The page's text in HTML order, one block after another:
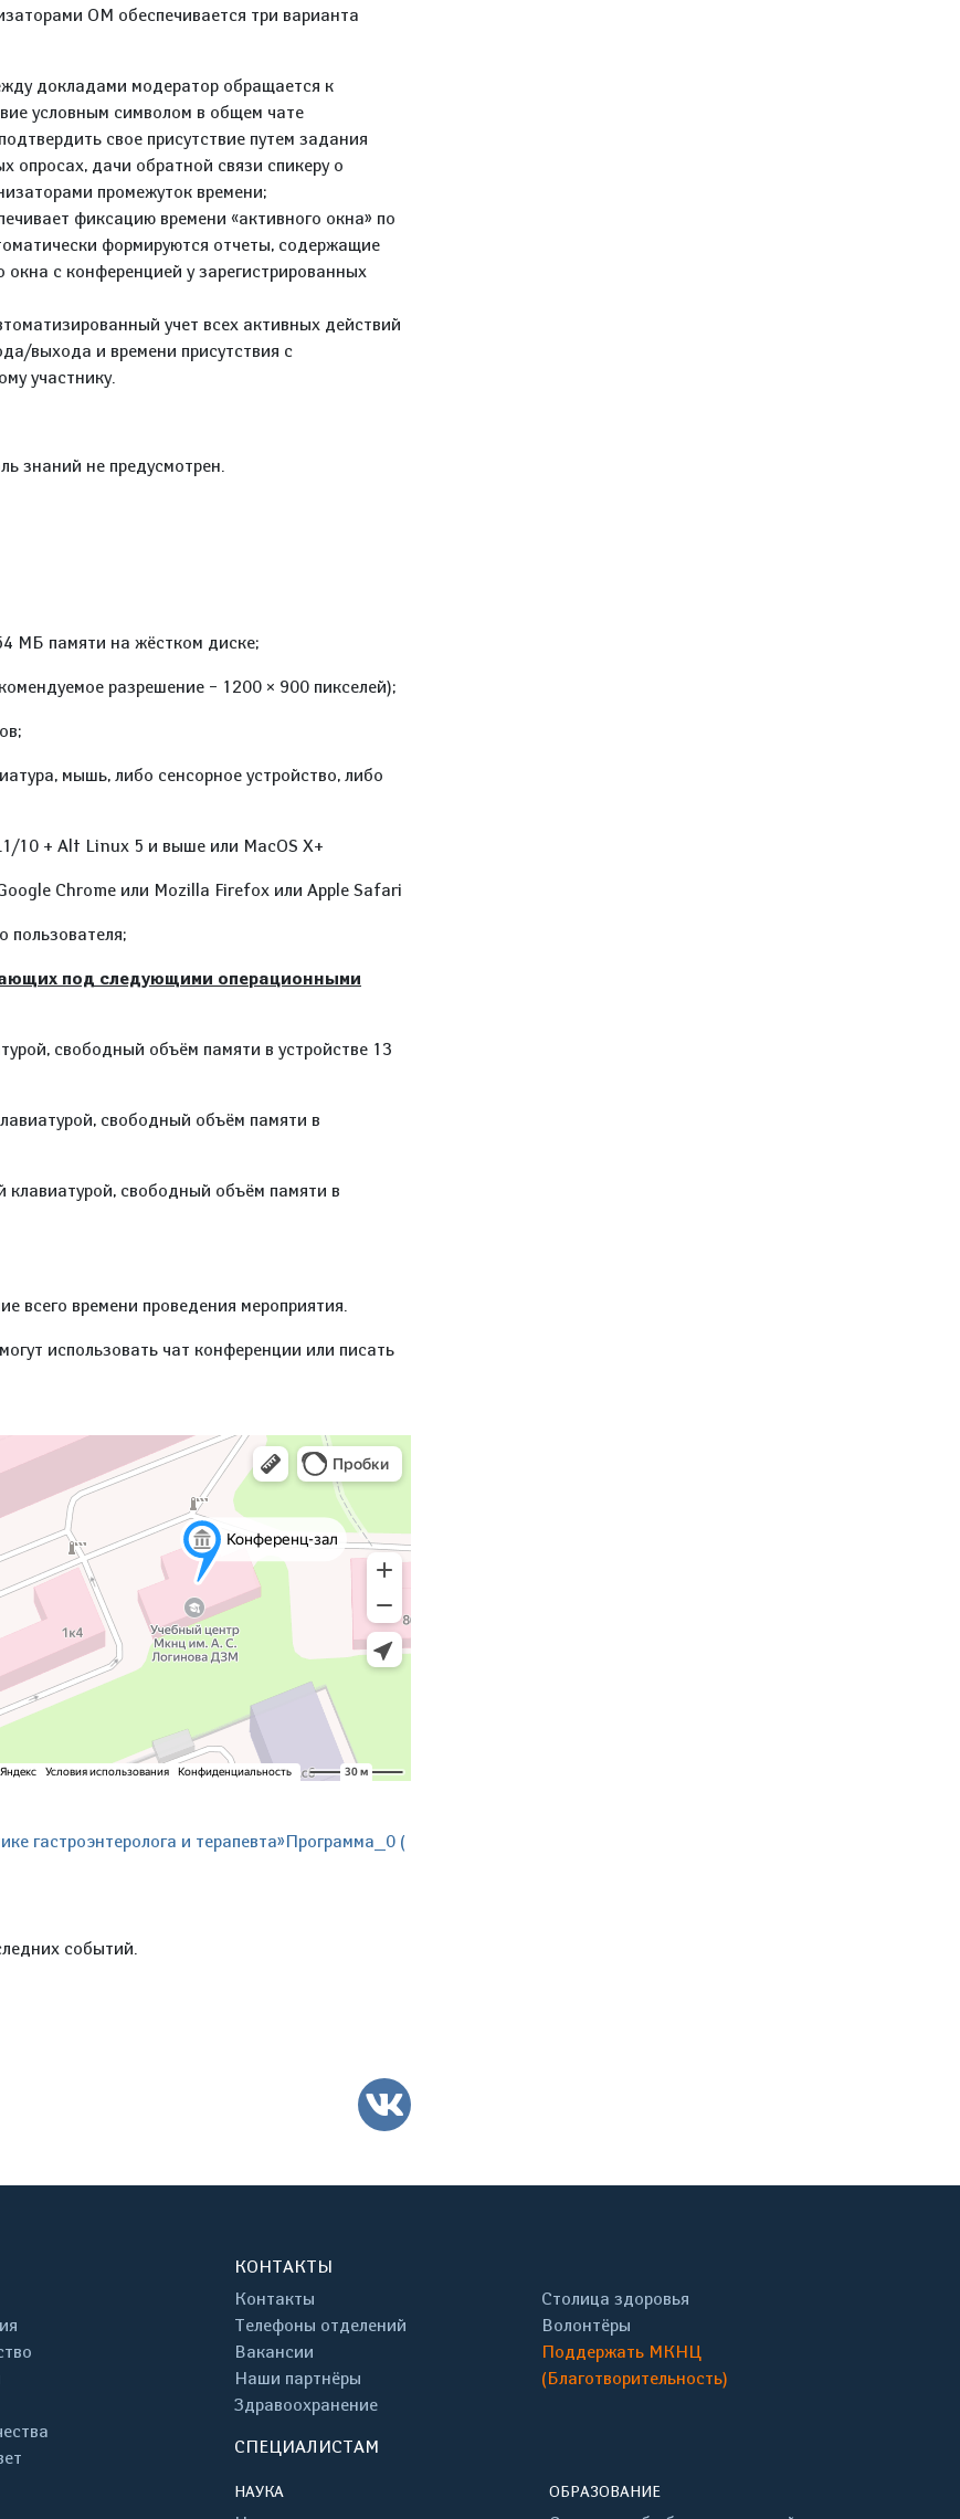
ОМ обеспечивается три варианта
докладами модератор обращается к
условным символом в общем чате
свое присутствие путем задания
опросах, дачи обратной связи спикеру о
промежуток времени;
фиксацию времени «активного окна» по
формируются отчеты, содержащие
с конференцией у зарегистрированных
учет всех активных действий
выхода и времени присутствия с
участнику.
знаний не предусмотрен.
МБ памяти на жёстком диске;
разрешение – 1200 × 900 пикселей);
мышь, либо сенсорное устройство, либо
10 + Alt Linux 5 и выше или MacOS X+
Chrome или Mozilla Firefox или Apple Safari
пользователя;
под следующими операционными
свободный объём памяти в устройстве 13
свободный объём памяти в
свободный объём памяти в
всего времени проведения мероприятия.
использовать чат конференции или писать
гастроэнтеролога и терапевта»Программа_0 (
событий.
ВКонтакте
КОНТАКТЫ
Контакты
Телефоны отделений
Вакансии
Наши партнёры
Здравоохранение
Столица здоровья
Волонтёры
Поддержать МКНЦ
(Благотворительность)
СПЕЦИАЛИСТАМ
НАУКА ОБРАЗОВАНИЕ